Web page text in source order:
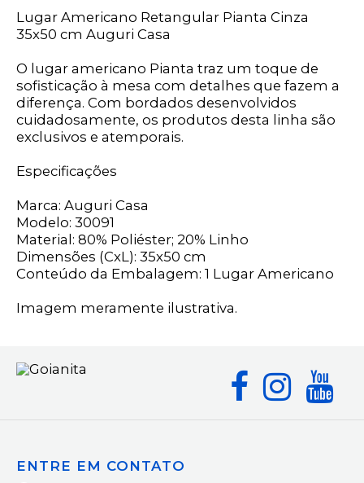
Lugar Americano Retangular Pianta Cinza
35x50 cm Auguri Casa
O lugar americano Pianta traz um toque de
sofisticação à mesa com detalhes que fazem a
diferença. Com bordados desenvolvidos
cuidadosamente, os produtos desta linha são
exclusivos e atemporais.
Especificações
Marca: Auguri Casa
Modelo: 30091
Material: 80% Poliéster; 20% Linho
Dimensões (CxL): 35x50 cm
Conteúdo da Embalagem: 1 Lugar Americano
Imagem meramente ilustrativa.
ENTRE EM CONTATO